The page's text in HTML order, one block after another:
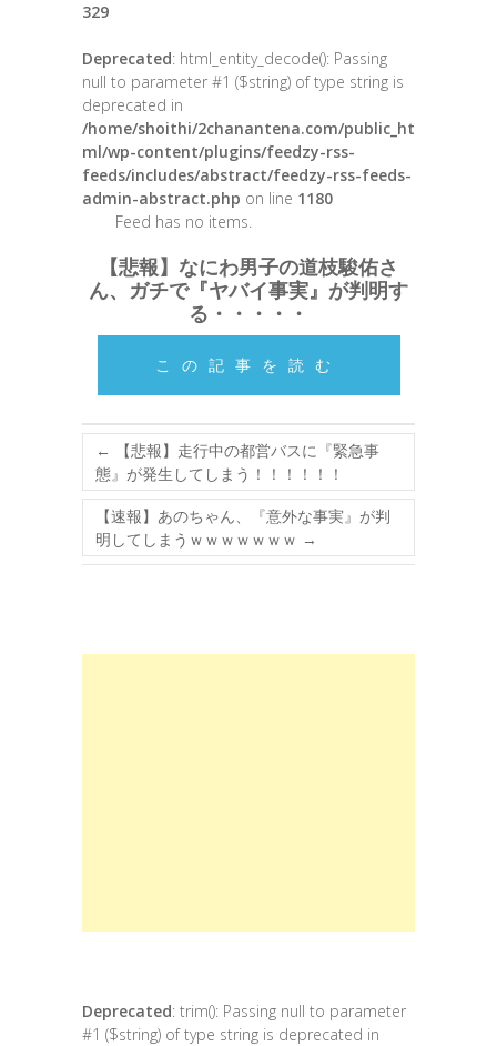
329
Deprecated: html_entity_decode(): Passing
null to parameter #1 ($string) of type string is
deprecated in
/home/shoithi/2chanantena.com/public_ht
ml/wp-content/plugins/feedzy-rss-
feeds/includes/abstract/feedzy-rss-feeds-
admin-abstract.php on line 1180
Feed has no items.
【悲報】なにわ男子の道枝駿佑さ
ん、ガチで『ヤバイ事実』が判明す
る・・・・・
この記事を読む
←
【悲報】走行中の都営バスに『緊急事
態』が発生してしまう！！！！！！
【速報】あのちゃん、『意外な事実』が判
明してしまうｗｗｗｗｗｗｗ →
Deprecated: trim(): Passing null to parameter
#1 ($string) of type string is deprecated in